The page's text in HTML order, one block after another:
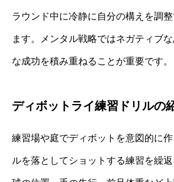
ラウンド中に冷静に自分の構えを調
ます。メンタル戦略ではネガティブ
な成功を積み重ねることが重要です。
ディボットライ練習ドリルの
練習場や庭でディボットを意図的に
ルを落としてショットする練習を繰返